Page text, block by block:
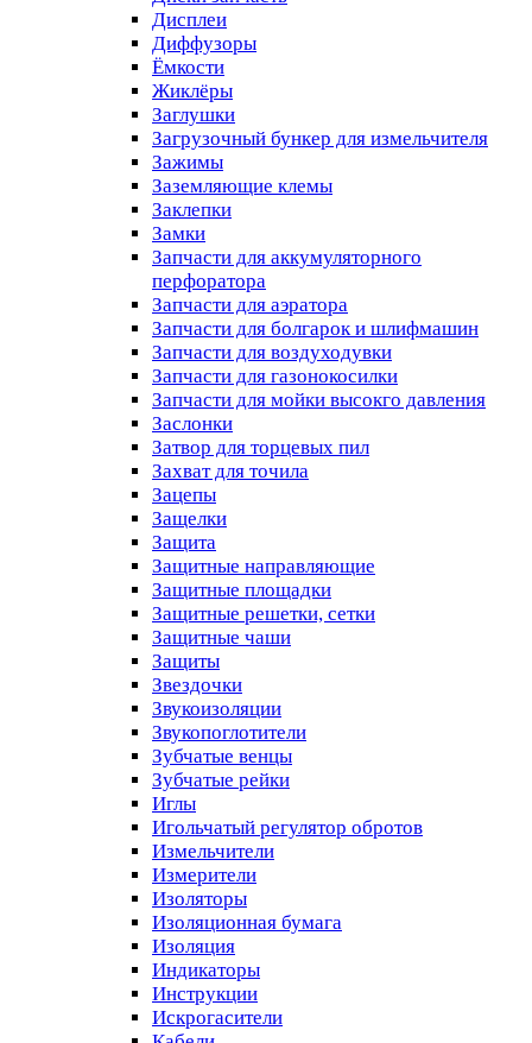
Дисплеи
Диффузоры
Ёмкости
Жиклёры
Заглушки
Загрузочный бункер для измельчителя
Зажимы
Заземляющие клемы
Заклепки
Замки
Запчасти для аккумуляторного
перфоратора
Запчасти для аэратора
Запчасти для болгарок и шлифмашин
Запчасти для воздуходувки
Запчасти для газонокосилки
Запчасти для мойки высокго давления
Заслонки
Затвор для торцевых пил
Захват для точила
Зацепы
Защелки
Защита
Защитные направляющие
Защитные площадки
Защитные решетки, сетки
Защитные чаши
Защиты
Звездочки
Звукоизоляции
Звукопоглотители
Зубчатые венцы
Зубчатые рейки
Иглы
Игольчатый регулятор обротов
Измельчители
Измерители
Изоляторы
Изоляционная бумага
Изоляция
Индикаторы
Инструкции
Искрогасители